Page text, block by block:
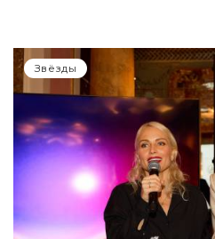
Звёзды